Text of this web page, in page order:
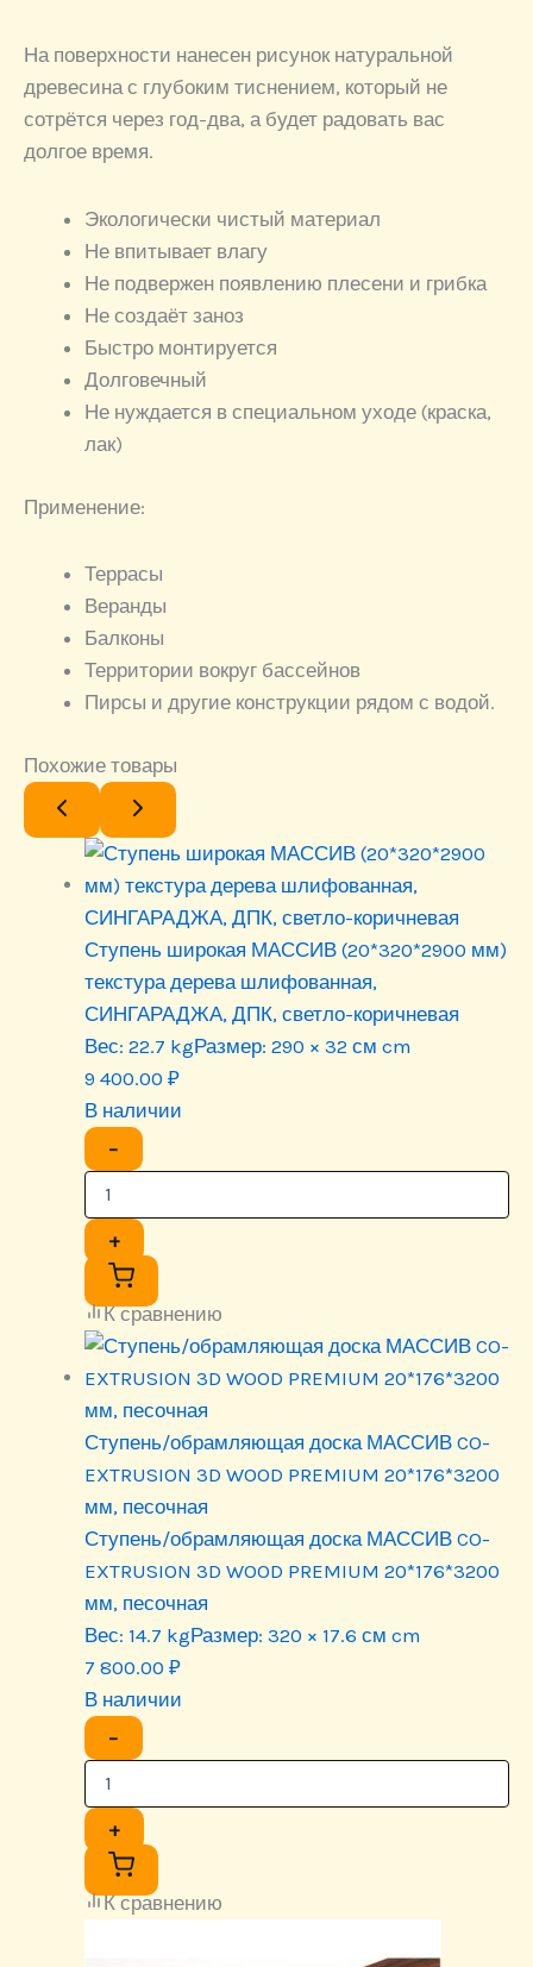
На поверхности нанесен рисунок натуральной
древесина с глубоким тиснением, который не
сотрётся через год-два, а будет радовать вас
долгое время.
Экологически чистый материал
Не впитывает влагу
Не подвержен появлению плесени и грибка
Не создаёт заноз
Быстро монтируется
Долговечный
Не нуждается в специальном уходе (краска,
лак)
Применение:
Террасы
Веранды
Балконы
Территории вокруг бассейнов
Пирсы и другие конструкции рядом с водой.
Похожие товары
Ступень широкая МАССИВ (20*320*2900 мм)
текстура дерева шлифованная,
СИНГАРАДЖА, ДПК, светло-коричневая
Вес: 22.7 kgРазмер: 290 × 32 см cm
9 400.00 ₽
В наличии
−
+
К сравнению
Ступень/обрамляющая доска МАССИВ CO-
EXTRUSION 3D WOOD PREMIUM 20*176*3200
мм, песочная
Ступень/обрамляющая доска МАССИВ CO-
EXTRUSION 3D WOOD PREMIUM 20*176*3200
мм, песочная
Вес: 14.7 kgРазмер: 320 × 17.6 см cm
7 800.00 ₽
В наличии
−
+
К сравнению